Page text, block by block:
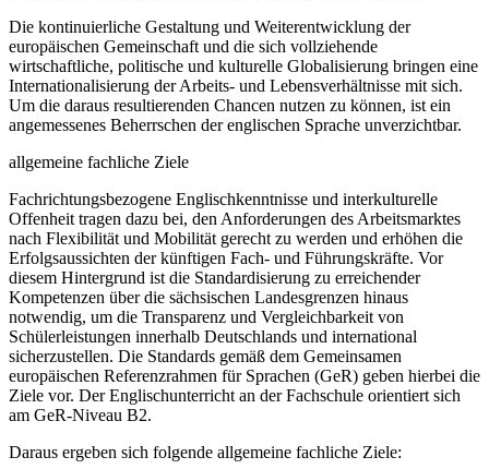
Die kontinuierliche Gestaltung und Weiterentwicklung der
europäischen Gemeinschaft und die sich vollziehende
wirtschaftliche, politische und kulturelle Globalisierung bringen eine
Internationalisierung der Arbeits- und Lebensverhältnisse mit sich.
Um die daraus resultierenden Chancen nutzen zu können, ist ein
angemessenes Beherrschen der englischen Sprache unverzichtbar.
allgemeine fachliche Ziele
Fachrichtungsbezogene Englischkenntnisse und interkulturelle
Offenheit tragen dazu bei, den Anforderungen des Arbeitsmarktes
nach Flexibilität und Mobilität gerecht zu werden und erhöhen die
Erfolgsaussichten der künftigen Fach- und Führungskräfte. Vor
diesem Hintergrund ist die Standardisierung zu erreichender
Kompetenzen über die sächsischen Landesgrenzen hinaus
notwendig, um die Transparenz und Vergleichbarkeit von
Schülerleistungen innerhalb Deutschlands und international
sicherzustellen. Die Standards gemäß dem Gemeinsamen
europäischen Referenzrahmen für Sprachen (GeR) geben hierbei die
Ziele vor. Der Englischunterricht an der Fachschule orientiert sich
am GeR-Niveau B2.
Daraus ergeben sich folgende allgemeine fachliche Ziele: